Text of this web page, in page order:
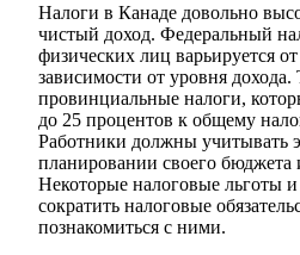
Налоги в Канаде довольно
чистый доход. Федеральный
физических лиц варьируется
зависимости от уровня
провинциальные налоги,
до 25 процентов к общему
Работники должны учитывать
планировании своего бюджета
Некоторые налоговые льготы
сократить налоговые
познакомиться с ними.